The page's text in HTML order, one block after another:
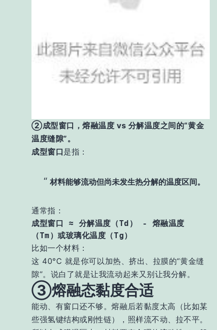
②成型窗口，熔融温度 vs 分解温度之间的“黄金
温度缝隙”。
成型窗口是指：
材料能够流动但尚未发生热分解的温度区间。
通常指：
成型窗口 ≈ 分解温度（Td ） - 熔融温度
（Tm）或玻璃化温度（Tg）
比如一个材料：
这 40°C 就是你可以加热、挤出、拉膜的“黄金缝
隙”。说白了就是让我流动起来又别让我分解。
③熔融态黏度合适
能动、有窗口还不够。熔融后若黏度太高（比如某
些强氢键结构或刚性链），照样流不动、拉不平。